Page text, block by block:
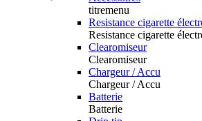
titremenu
Resistance cigarette
Resistance cigarette
Clearomiseur
Clearomiseur
Chargeur / Accu
Chargeur / Accu
Batterie
Batterie